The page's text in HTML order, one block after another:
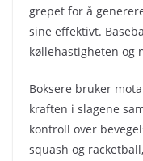
grepet for å
sine effektivt.
køllehastigheten og
Boksere bruker
kraften i slagene
kontroll over
squash og